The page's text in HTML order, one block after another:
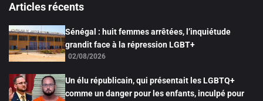
Articles récents
Sénégal : huit femmes arrêtées, l’inquiétude
grandit face à la répression LGBT+
02/08/2026
Un élu républicain, qui présentait les LGBTQ+
comme un danger pour les enfants, inculpé pour